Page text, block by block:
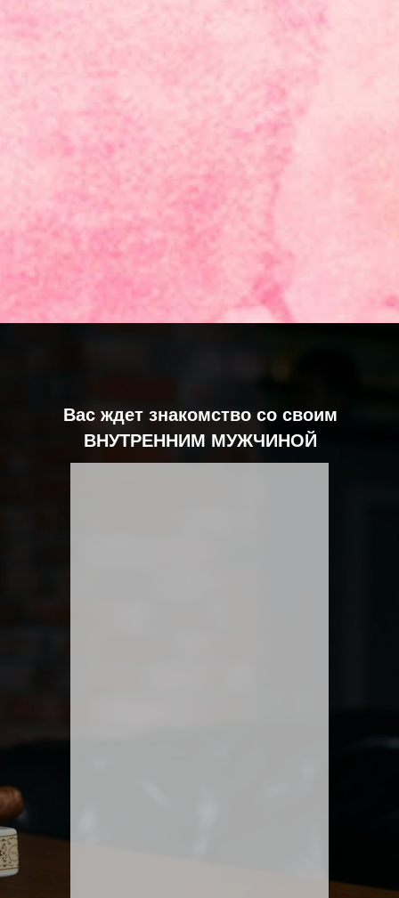
Вас ждет знакомство со своим
ВНУТРЕННИМ МУЖЧИНОЙ